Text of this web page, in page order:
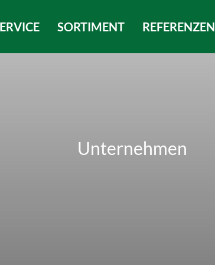
SORTIMENT REFERENZEN
Unternehmen